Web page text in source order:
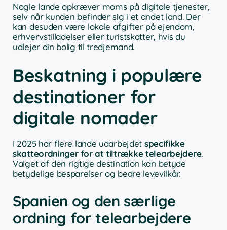
Nogle lande opkræver moms på digitale tjenester,
selv når kunden befinder sig i et andet land. Der
kan desuden være lokale afgifter på ejendom,
erhvervstilladelser eller turistskatter, hvis du
udlejer din bolig til tredjemand.
Beskatning i populære
destinationer for
digitale nomader
I 2025 har flere lande udarbejdet specifikke
skatteordninger for at tiltrække telearbejdere.
Valget af den rigtige destination kan betyde
betydelige besparelser og bedre levevilkår.
Spanien og den særlige
ordning for telearbejdere